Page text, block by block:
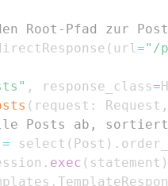
Root-Pfad zur
( url="/
, response_class=
( request : Request ,
Posts ab, sortiert
= select ( Post ) .
. exec ( statement )
.